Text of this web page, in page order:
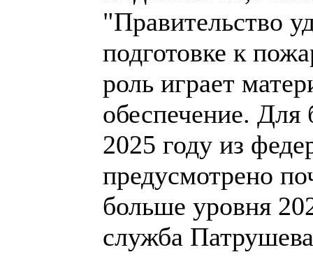
"Правительство
подготовке к
роль играет
обеспечение.
2025 году из
предусмотрено
больше уровня
служба